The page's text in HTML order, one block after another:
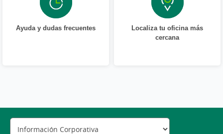
Ayuda y dudas frecuentes
Localiza tu oficina más
cercana